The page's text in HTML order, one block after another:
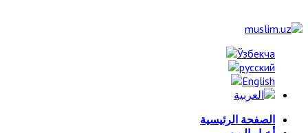
الصفحة الرئيسية